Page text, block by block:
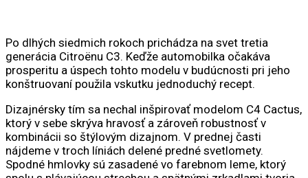
Po dlhých siedmich rokoch prichádza na svet tretia
generácia Citroënu C3. Keďže automobilka očakáva
prosperitu a úspech tohto modelu v budúcnosti pri jeho
konštruovaní použila vskutku jednoduchý recept.
Dizajnérsky tím sa nechal inšpirovať modelom C4 Cactus,
ktorý v sebe skrýva hravosť a zároveň robustnosť v
kombinácii so štýlovým dizajnom. V prednej časti
nájdeme v troch líniách delené predné svetlomety.
Spodné hmlovky sú zasadené vo farebnom leme, ktorý